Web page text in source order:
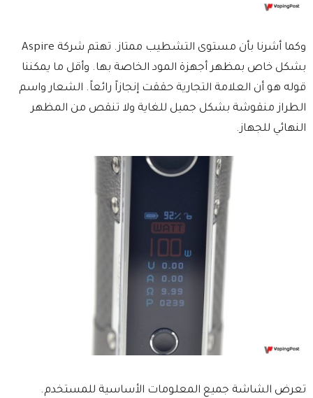
وكما أشرنا بأن مستوى التشطيب ممتاز. تهتم شركة Aspire
بشكل خاص بمظهر أجهزة المود الخاصة بها. وأقل ما يمكننا
قوله هو أن العلامة التجارية حققت إنجازاً رائعاً. الشعار واسم
الطراز منقوشة بشكل جميل للغاية ولا تنقص من المظهر
النهائي للجهاز.
تعرض الشاشة جميع المعلومات الأساسية للمستخدم.